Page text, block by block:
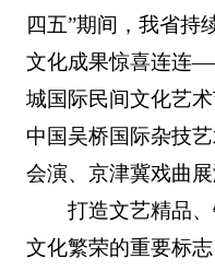
四五”期间，我省持
文化成果惊喜连连
城国际民间文化艺
中国吴桥国际杂技
会演、京津冀戏曲
打造文艺精品
文化繁荣的重要标